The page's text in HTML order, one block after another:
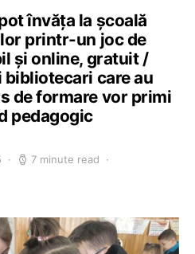
învăța la școală
printr-un joc de
și online, gratuit /
care au
de formare vor primi
pedagogic
7 minute read